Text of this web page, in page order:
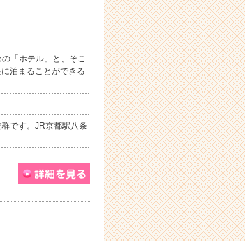
「ホテル」と、そこ
泊まることができる
です。JR京都駅八条